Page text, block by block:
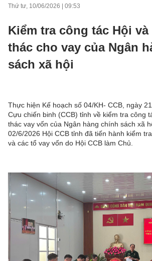
Thứ tư, 10/06/2026 09:53
Kiểm tra công tác Hội
thác cho vay của Ngân
sách xã hội
Thực hiện Kế hoạch số 04/KH- CCB, ngày
Cựu chiến binh (CCB) tỉnh về kiểm tra công
thác vay vốn của Ngân hàng chính sách xã
02/6/2026 Hội CCB tỉnh đã tiến hành kiểm
và các tổ vay vốn do Hội CCB làm Chủ.